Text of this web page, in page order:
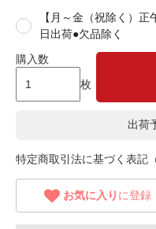
【月～金（祝除く）
日出荷●欠品除く
購入数
枚
出荷
特定商取引法に基づく表記
お気に入り に登録